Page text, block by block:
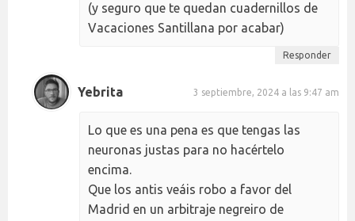
(y seguro que te quedan cuadernillos de
Vacaciones Santillana por acabar)
Responder
Yebrita 3 septiembre, 2024 a las 9:47 am
Lo que es una pena es que tengas las
neuronas justas para no hacértelo
encima.
Que los antis veáis robo a favor del
Madrid en un arbitraje negreiro de